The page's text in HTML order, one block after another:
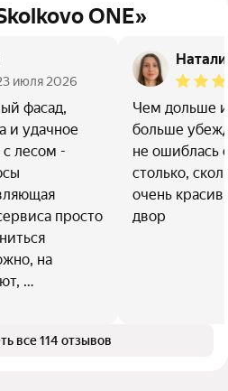
ONE»
июля 2026
фасад,
и удачное
лесом -
просто
на
…
Чем дольше
больше
не ошиблась
столько,
очень
двор
все 114 отзывов